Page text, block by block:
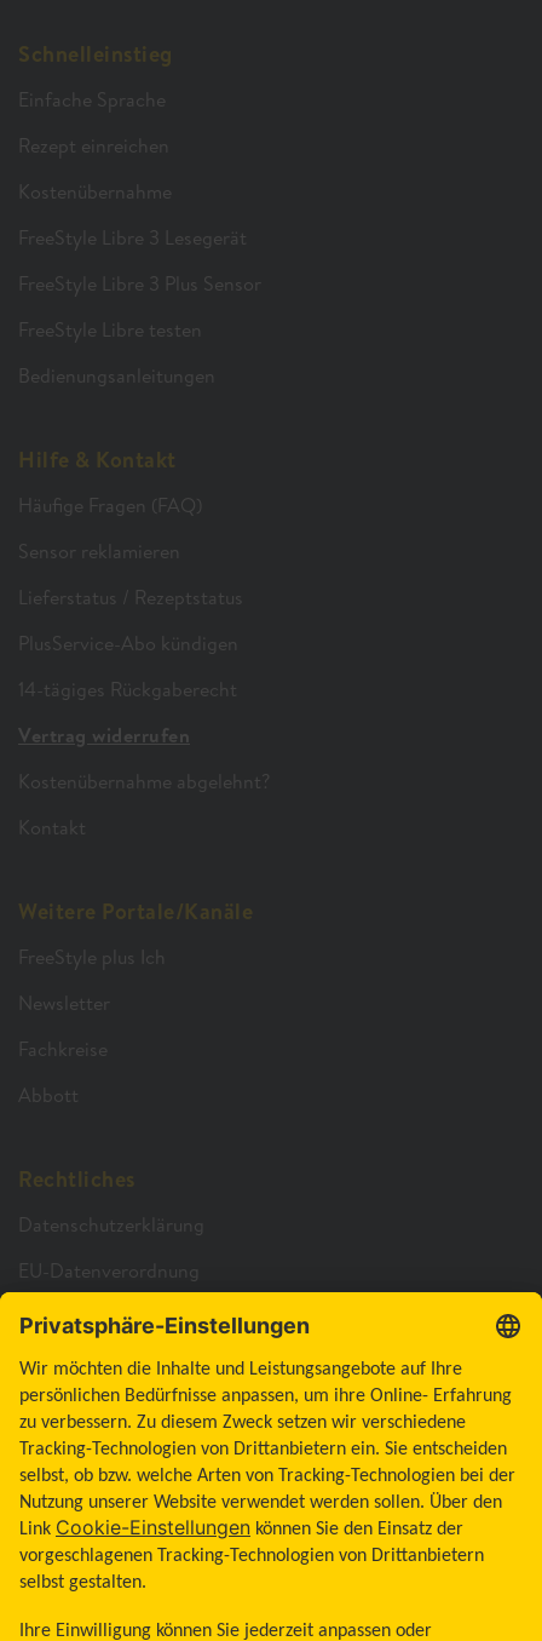
Schnelleinstieg
Einfache Sprache
Rezept einreichen
Kostenübernahme
FreeStyle Libre 3 Lesegerät
FreeStyle Libre 3 Plus Sensor
FreeStyle Libre testen
Bedienungsanleitungen
Hilfe & Kontakt
Häufige Fragen (FAQ)
Sensor reklamieren
Lieferstatus / Rezeptstatus
PlusService-Abo kündigen
14-tägiges Rückgaberecht
Vertrag widerrufen
Kostenübernahme abgelehnt?
Kontakt
Weitere Portale/Kanäle
FreeStyle plus Ich
Newsletter
Fachkreise
Abbott
Rechtliches
Datenschutzerklärung
EU-Datenverordnung
Cookie-Richtlinie
Cookie-Einstellungen
Barrierefreiheitserklärung
Allgemeine Geschäftsbedingungen
Impressum
Land ändern